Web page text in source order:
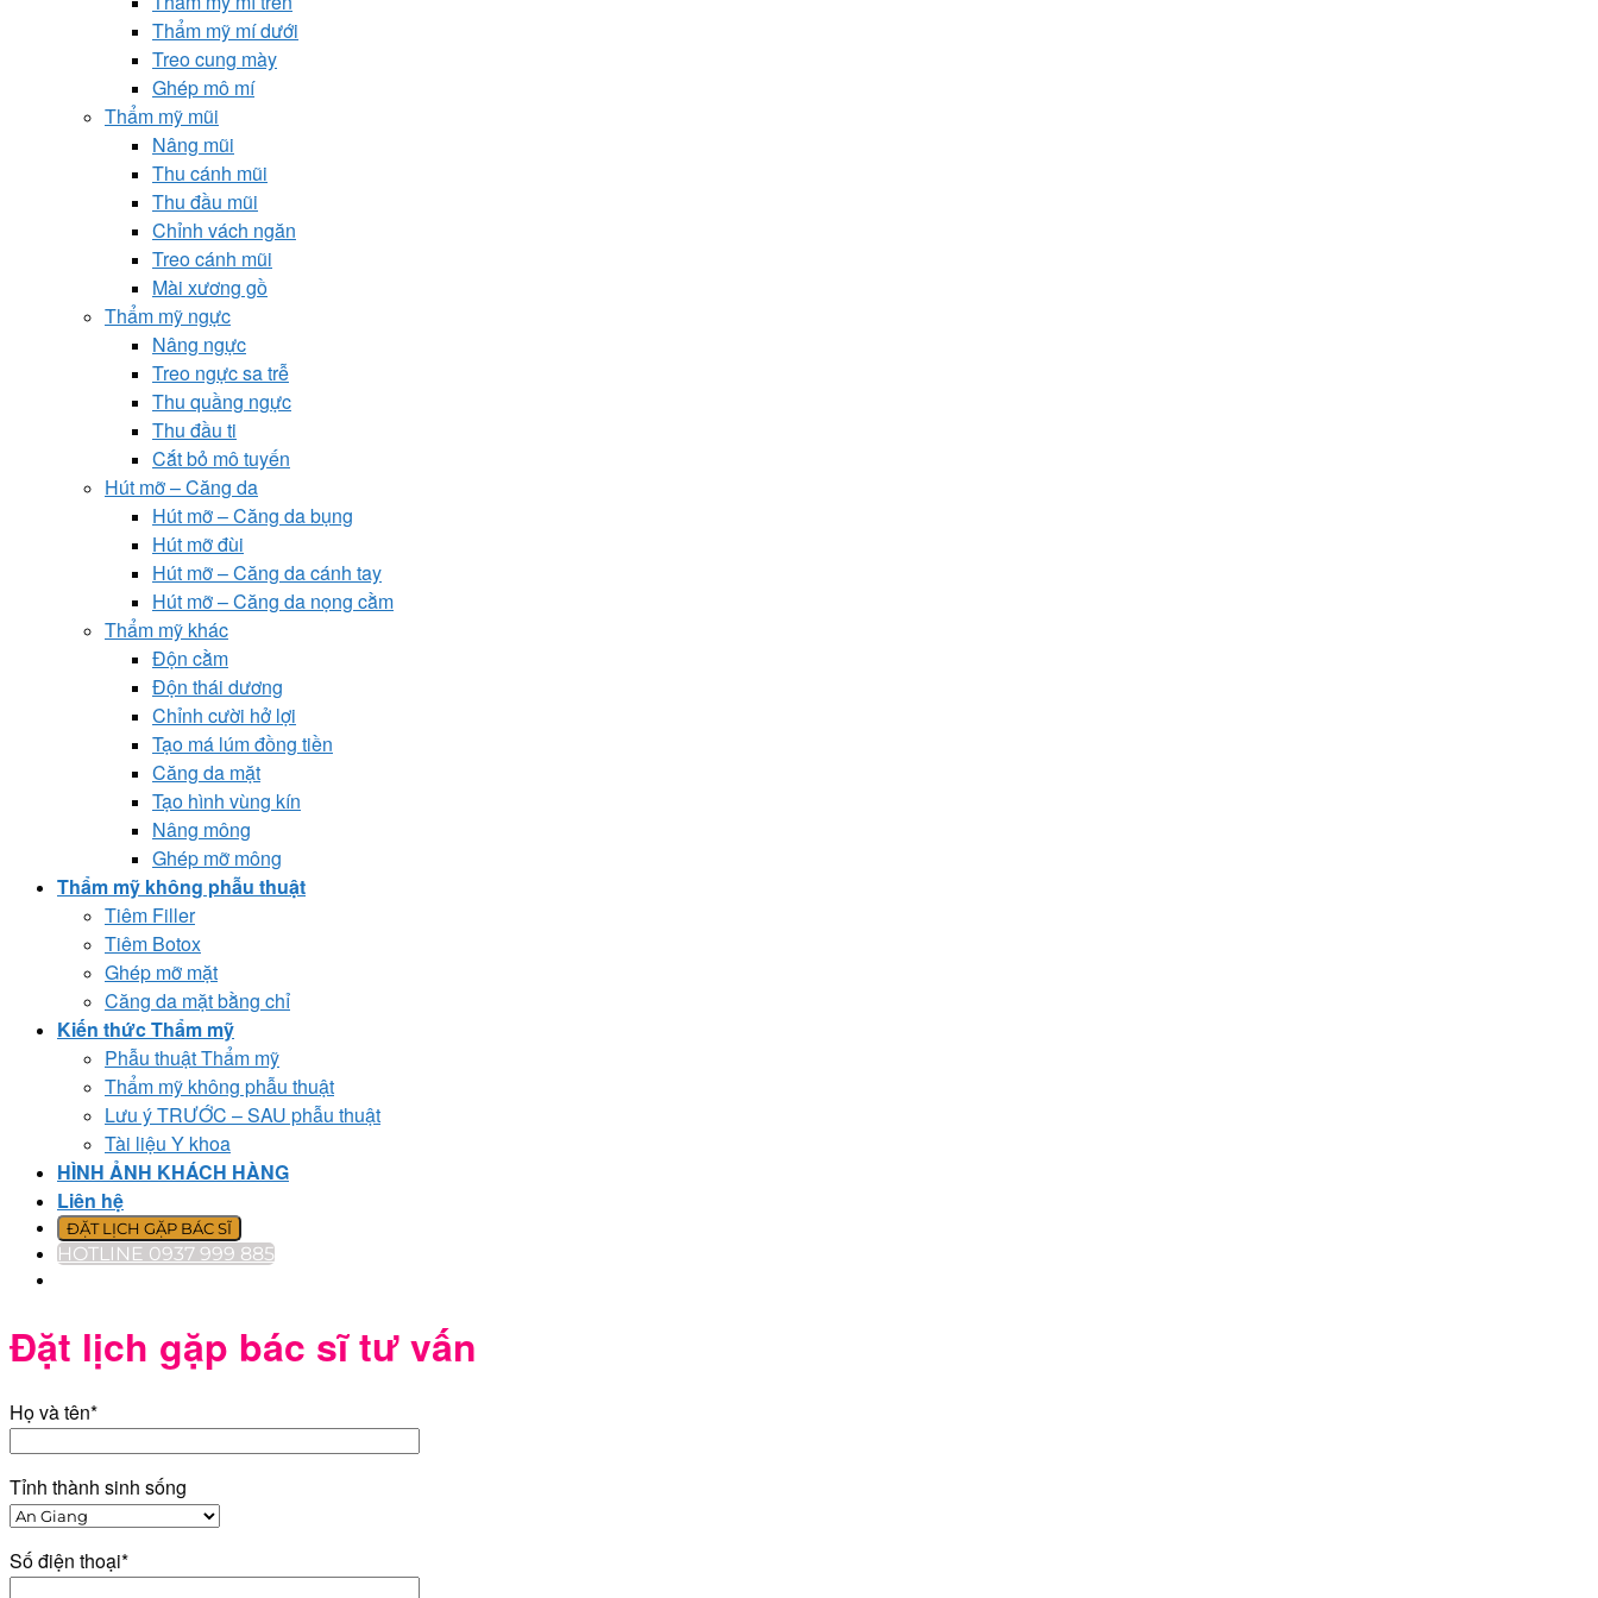
Thẩm mỹ mí dưới
Treo cung mày
Ghép mô mí
Thẩm mỹ mũi
Nâng mũi
Thu cánh mũi
Thu đầu mũi
Chỉnh vách ngăn
Treo cánh mũi
Mài xương gồ
Thẩm mỹ ngực
Nâng ngực
Treo ngực sa trễ
Thu quầng ngực
Thu đầu ti
Cắt bỏ mô tuyến
Hút mỡ – Căng da
Hút mỡ – Căng da bụng
Hút mỡ đùi
Hút mỡ – Căng da cánh tay
Hút mỡ – Căng da nọng cằm
Thẩm mỹ khác
Độn cằm
Độn thái dương
Chỉnh cười hở lợi
Tạo má lúm đồng tiền
Căng da mặt
Tạo hình vùng kín
Nâng mông
Ghép mỡ mông
Thẩm mỹ không phẫu thuật
Tiêm Filler
Tiêm Botox
Ghép mỡ mặt
Căng da mặt bằng chỉ
Kiến thức Thẩm mỹ
Phẫu thuật Thẩm mỹ
Thẩm mỹ không phẫu thuật
Lưu ý TRƯỚC – SAU phẫu thuật
Tài liệu Y khoa
HÌNH ẢNH KHÁCH HÀNG
Liên hệ
ĐẶT LỊCH GẶP BÁC SĨ
HOTLINE 0937 999 885
Đặt lịch gặp bác sĩ tư vấn
Họ và tên*
Tỉnh thành sinh sống
Số điện thoại*